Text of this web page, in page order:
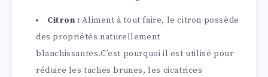
Citron :Aliment à tout faire, le citron possède
des propriétés naturellement
blanchissantes.C’est pourquoi il est utilisé pour
réduire les taches brunes, les cicatrices